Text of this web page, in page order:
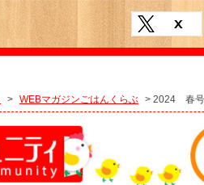
> WEBマガジンごはんくらぶ > 2024 春号